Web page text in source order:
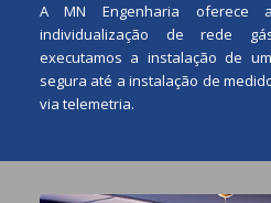
A MN Engenharia oferece
individualização de rede
executamos a instalação de
segura até a instalação de
via telemetria.